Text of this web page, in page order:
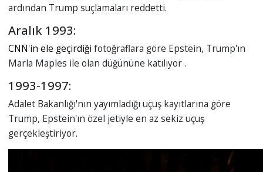
ardından Trump suçlamaları reddetti.
Aralık 1993:
CNN'in ele geçirdiği fotoğraflara göre Epstein, Trump'ın
Marla Maples ile olan düğününe katılıyor .
1993-1997:
Adalet Bakanlığı'nın yayımladığı uçuş kayıtlarına göre
Trump, Epstein'ın özel jetiyle en az sekiz uçuş
gerçekleştiriyor.